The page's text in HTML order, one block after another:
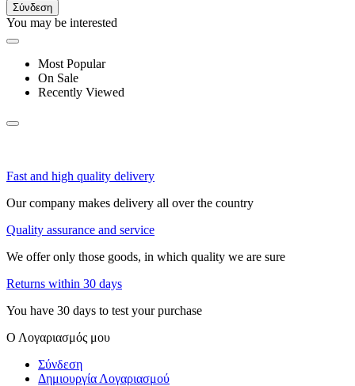
Σύνδεση
You may be interested
Most Popular
On Sale
Recently Viewed
Fast and high quality delivery
Our company makes delivery all over the country
Quality assurance and service
We offer only those goods, in which quality we are sure
Returns within 30 days
You have 30 days to test your purchase
Ο Λογαριασμός μου
Σύνδεση
Δημιουργία Λογαριασμού